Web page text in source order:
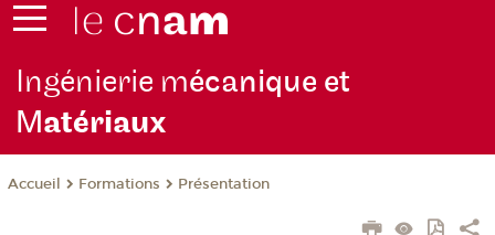
Ingénierie mécanique et
Matériaux
Accueil Formations Présentation